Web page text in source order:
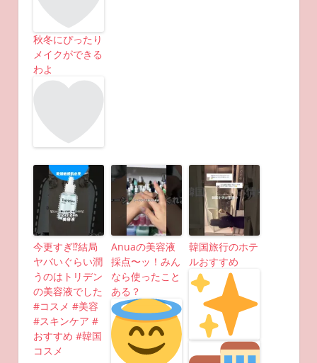
秋冬にぴったり
メイクができる
わよ
今更すぎ⁉︎結局
ヤバいぐらい潤
うのはトリデン
の美容液でした
#コスメ #美容
#スキンケア #
おすすめ #韓国
コスメ
Anuaの美容液
採点〜ッ！みん
なら使ったこと
ある？
韓国旅行のホテ
ルおすすめ